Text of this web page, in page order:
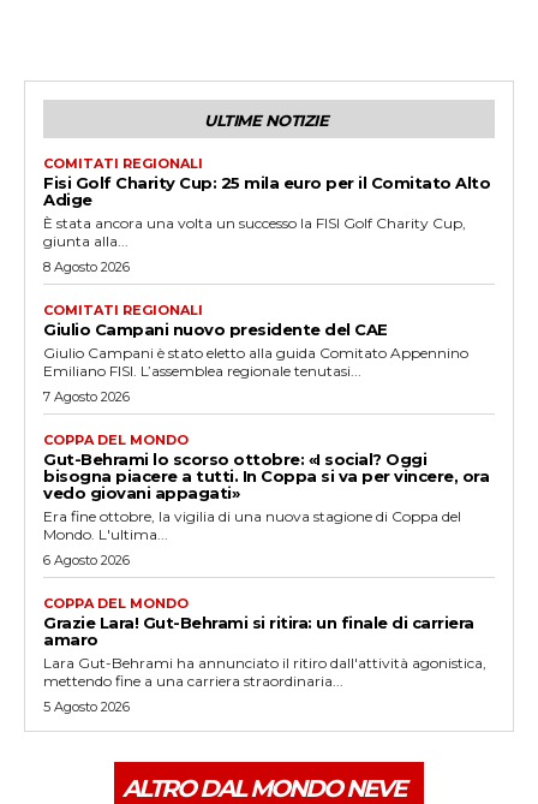
ULTIME NOTIZIE
COMITATI REGIONALI
Fisi Golf Charity Cup: 25 mila euro per il Comitato Alto
Adige
È stata ancora una volta un successo la FISI Golf Charity Cup,
giunta alla...
8 Agosto 2026
COMITATI REGIONALI
Giulio Campani nuovo presidente del CAE
Giulio Campani è stato eletto alla guida Comitato Appennino
Emiliano FISI. L’assemblea regionale tenutasi...
7 Agosto 2026
COPPA DEL MONDO
Gut-Behrami lo scorso ottobre: «I social? Oggi
bisogna piacere a tutti. In Coppa si va per vincere, ora
vedo giovani appagati»
Era fine ottobre, la vigilia di una nuova stagione di Coppa del
Mondo. L'ultima...
6 Agosto 2026
COPPA DEL MONDO
Grazie Lara! Gut-Behrami si ritira: un finale di carriera
amaro
Lara Gut-Behrami ha annunciato il ritiro dall'attività agonistica,
mettendo fine a una carriera straordinaria...
5 Agosto 2026
ALTRO DAL MONDO NEVE